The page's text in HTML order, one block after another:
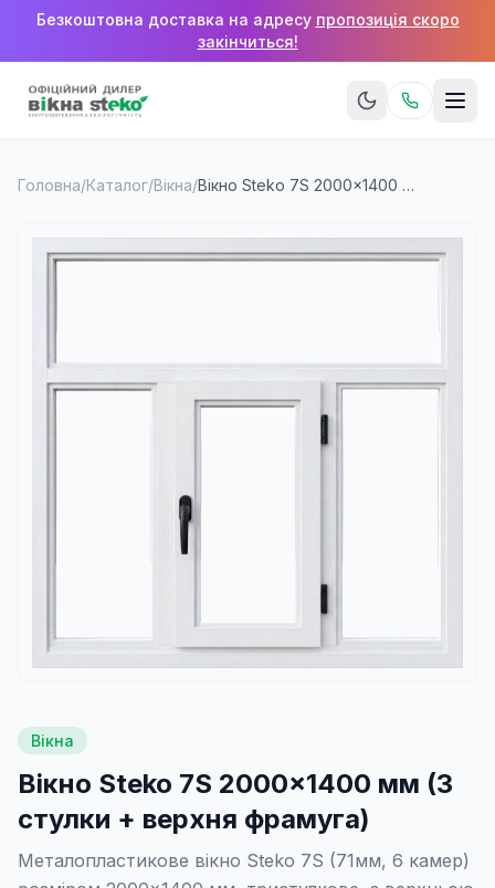
Безкоштовна доставка на адресу пропозиція скоро
закінчиться!
Головна/Каталог/Вікна/ Вікно Steko 7S 2000×1400 мм (3 стулки + верхня фрамуга)
Вікна
Вікно Steko 7S 2000×1400 мм (3
стулки + верхня фрамуга)
Металопластикове вікно Steko 7S (71мм, 6 камер)